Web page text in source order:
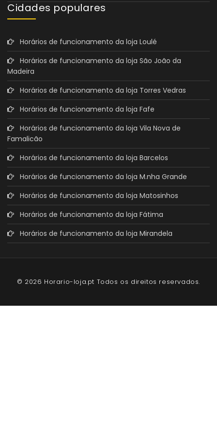
Cidades populares
Horários de funcionamento da loja Loulé
Horários de funcionamento da loja São João da
Madeira
Horários de funcionamento da loja Torres Vedras
Horários de funcionamento da loja Fafe
Horários de funcionamento da loja Vila Nova de
Famalicão
Horários de funcionamento da loja Barcelos
Horários de funcionamento da loja M.nha Grande
Horários de funcionamento da loja Matosinhos
Horários de funcionamento da loja Fátima
Horários de funcionamento da loja Mirandela
© 2026 Horario-loja.pt Todos os direitos reservados.